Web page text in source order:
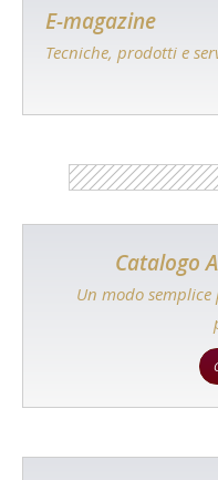
E-magazine
Tecniche, prodotti e
Catalogo
Un modo